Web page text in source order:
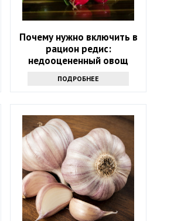
Почему нужно включить в
рацион редис:
недооцененный овощ
ПОДРОБНЕЕ